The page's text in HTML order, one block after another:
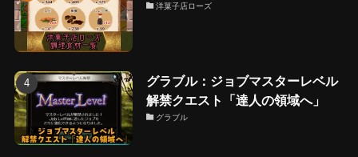
洋菓子店ローズ
グラブル：ジョブマスターレベル
解禁クエスト「達人の領域へ」
グラブル